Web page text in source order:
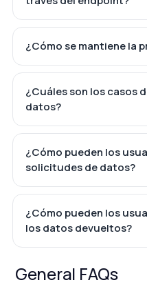
¿Cómo se mantiene la
¿Cuáles son los casos
datos?
¿Cómo pueden los
solicitudes de datos?
¿Cómo pueden los
los datos devueltos?
General FAQs